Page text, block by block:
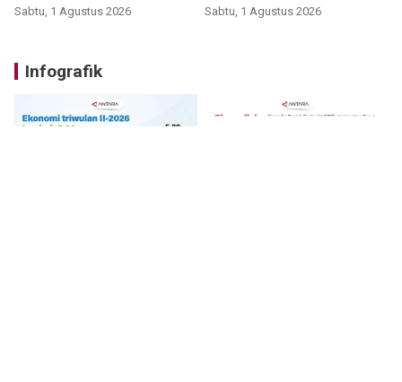
Sabtu, 1 Agustus 2026 Sabtu, 1 Agustus 2026
Infografik